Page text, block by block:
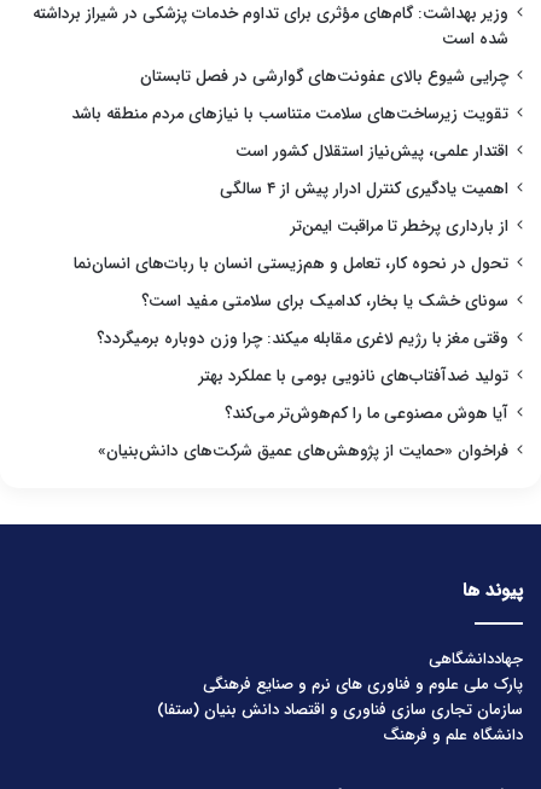
وزیر بهداشت: گام‌های مؤثری برای تداوم خدمات پزشکی در شیراز برداشته
شده است
چرایی شیوع بالای عفونت‌های گوارشی در فصل تابستان
تقویت زیرساخت‌های سلامت متناسب با نیازهای مردم منطقه باشد
اقتدار علمی، پیش‌نیاز استقلال کشور است
اهمیت یادگیری کنترل ادرار پیش از ۴ سالگی
از بارداری پرخطر تا مراقبت ایمن‌تر
تحول در نحوه کار، تعامل و هم‌زیستی انسان با ربات‌های انسان‌نما
سونای خشک یا بخار، کدامیک برای سلامتی مفید است؟
وقتی مغز با رژیم لاغری مقابله میکند: چرا وزن دوباره برمیگردد؟
تولید ضدآفتاب‌های نانویی بومی با عملکرد بهتر
آیا هوش مصنوعی ما را کم‌هوش‌تر می‌کند؟
فراخوان «حمایت از پژوهش‌های عمیق شرکت‌های دانش‌بنیان»
پیوند ها
جهاددانشگاهی
پارک ملی علوم و فناوری های نرم و صنایع فرهنگی
سازمان تجاری سازی فناوری و اقتصاد دانش بنیان (ستفا)
دانشگاه علم و فرهنگ